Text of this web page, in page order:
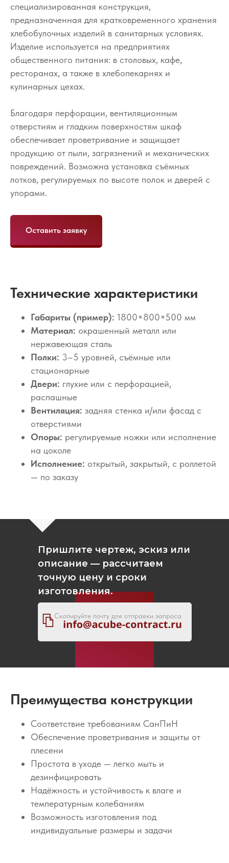
специализированная конструкция,
предназначенная для кратковременного хранения
хлебобулочных изделий в санитарных условиях.
Изделие используется на предприятиях
общественного питания: в столовых, кафе,
ресторанах, а также в хлебопекарнях и
кулинарных цехах.
Благодаря перфорации, вентиляционным
отверстиям и гладким поверхностям шкаф
обеспечивает проветривание и защищает
продукцию от пыли, загрязнений и механических
повреждений. Возможна установка съёмных
лотков, регулируемых по высоте полок и дверей с
упорами.
Оставить заявку
Технические характеристики
Габариты (пример): 1800×800×500 мм
Материал: окрашенный металл или
нержавеющая сталь
Полки: 3–5 уровней, съёмные или
стационарные
Двери: глухие или с перфорацией,
распашные
Вентиляция: задняя стенка и/или фасад с
отверстиями
Опоры: регулируемые ножки или исполнение
на цоколе
Исполнение: открытый, закрытый, с роллетой
— по заказу
Скопируйте почту для отправки запроса
Пришлите чертеж, эскиз или
описание — рассчитаем
точную цену и сроки
изготовления.
Преимущества конструкции
Соответствие требованиям СанПиН
Обеспечение проветривания и защиты от
плесени
Простота в уходе — легко мыть и
дезинфицировать
Надёжность и устойчивость к влаге и
температурным колебаниям
Возможность изготовления под
индивидуальные размеры и задачи